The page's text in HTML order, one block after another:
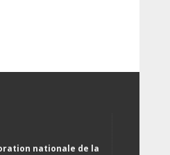
nationale de la